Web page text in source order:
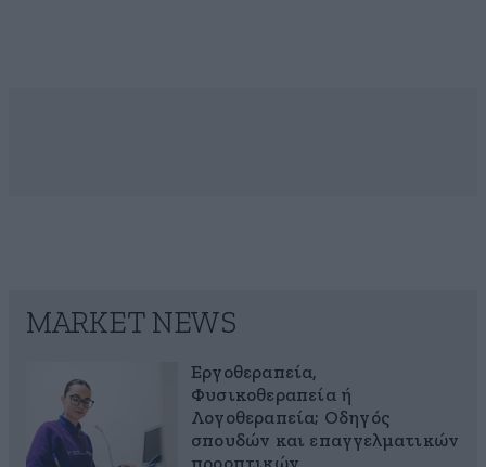
MARKET NEWS
Εργοθεραπεία,
Φυσικοθεραπεία ή
Λογοθεραπεία; Οδηγός
σπουδών και επαγγελματικών